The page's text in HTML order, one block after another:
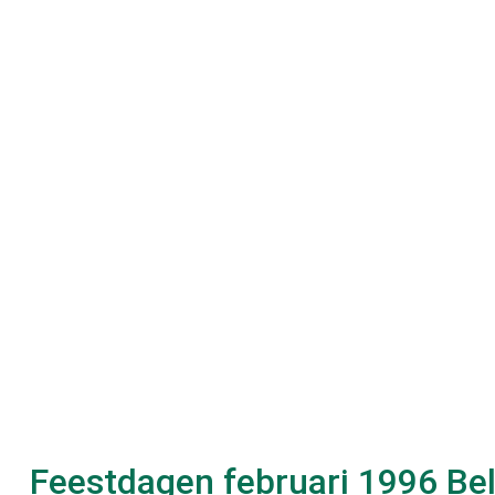
Feestdagen februari 1996